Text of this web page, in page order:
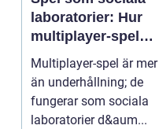
laboratorier: Hur
multiplayer-spel
speglar mänskligt
beteende
Multiplayer-spel är mer
än underhållning; de
fungerar som sociala
laboratorier d&aum...